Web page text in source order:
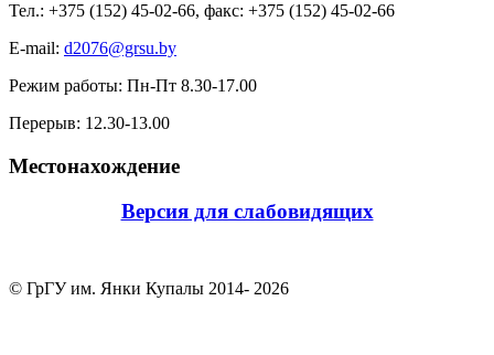
Тел.: +375 (152) 45-02-66, факс: +375 (152) 45-02-66
E-mail: d2076@grsu.by
Режим работы: Пн-Пт 8.30-17.00
Перерыв: 12.30-13.00
Местонахождение
Версия для слабовидящих
© ГрГУ им. Янки Купалы 2014- 2026